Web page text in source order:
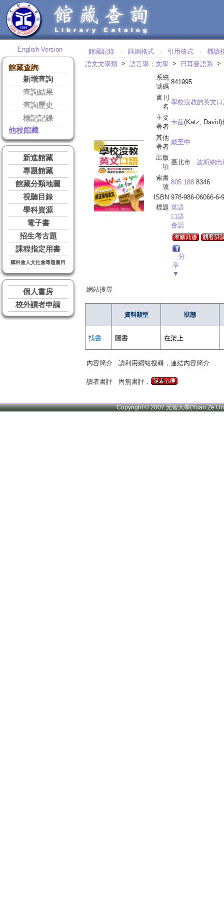
English Version
館藏查詢
新增查詢
查詢結果
查詢歷史
標記記錄
他校館藏
新進館藏
專題館藏
館藏分類地圖
視聽目錄
學科資源
電子書
招生考古題
課程指定用書
國科會人文社會專題書目
個人書房
校外讀者申請
館藏記錄 ‧ 詳細格式 ‧ 引用格式 ‧
機讀
語文文學類 > 語言學；文學 > 日耳曼語系
系統
號碼
841995
書刊
名
學校沒教的英文
主要
著者
卡茲(Katz, David)
其他
著者
戴至中
出版
項
臺北市 : 波斯納
索書
號
805.188 8346
ISBN 978-986-06066-6-9
標題 英語
口語
會話
分
享
▼
網站搜尋
資料類型 狀態
找書 圖書 在架上
內容簡介 請利用網站搜尋，連結內容簡介
讀者書評 尚無書評，
Copyright © 2007 元智大學(Yuan Ze